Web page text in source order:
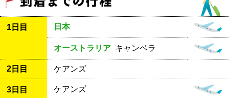
1日目 日本
オーストラリア キャンベラ
2日目 ケアンズ
3日目 ケアンズ